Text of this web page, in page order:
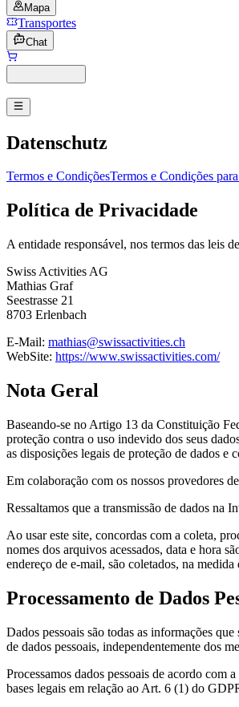
Mapa
Transportes
Chat
Datenschutz
Termos e CondiçõesTermos e Condições
Política de Privacidade
A entidade responsável, nos termos das leis
Swiss Activities AG
Mathias Graf
Seestrasse 21
8703 Erlenbach
E-Mail: mathias@swissactivities.ch
WebSite: https://www.swissactivities.com/
Nota Geral
Baseando-se no Artigo 13 da Constituição
proteção contra o uso indevido dos seus
as disposições legais de proteção de dados e
Em colaboração com os nossos provedores
Ressaltamos que a transmissão de dados na
Ao usar este site, concordas com a coleta,
nomes dos arquivos acessados, data e hora
endereço de e-mail, são coletados, na
Processamento de Dados
Dados pessoais são todas as informações
de dados pessoais, independentemente dos
Processamos dados pessoais de acordo com
bases legais em relação ao Art. 6 (1) do